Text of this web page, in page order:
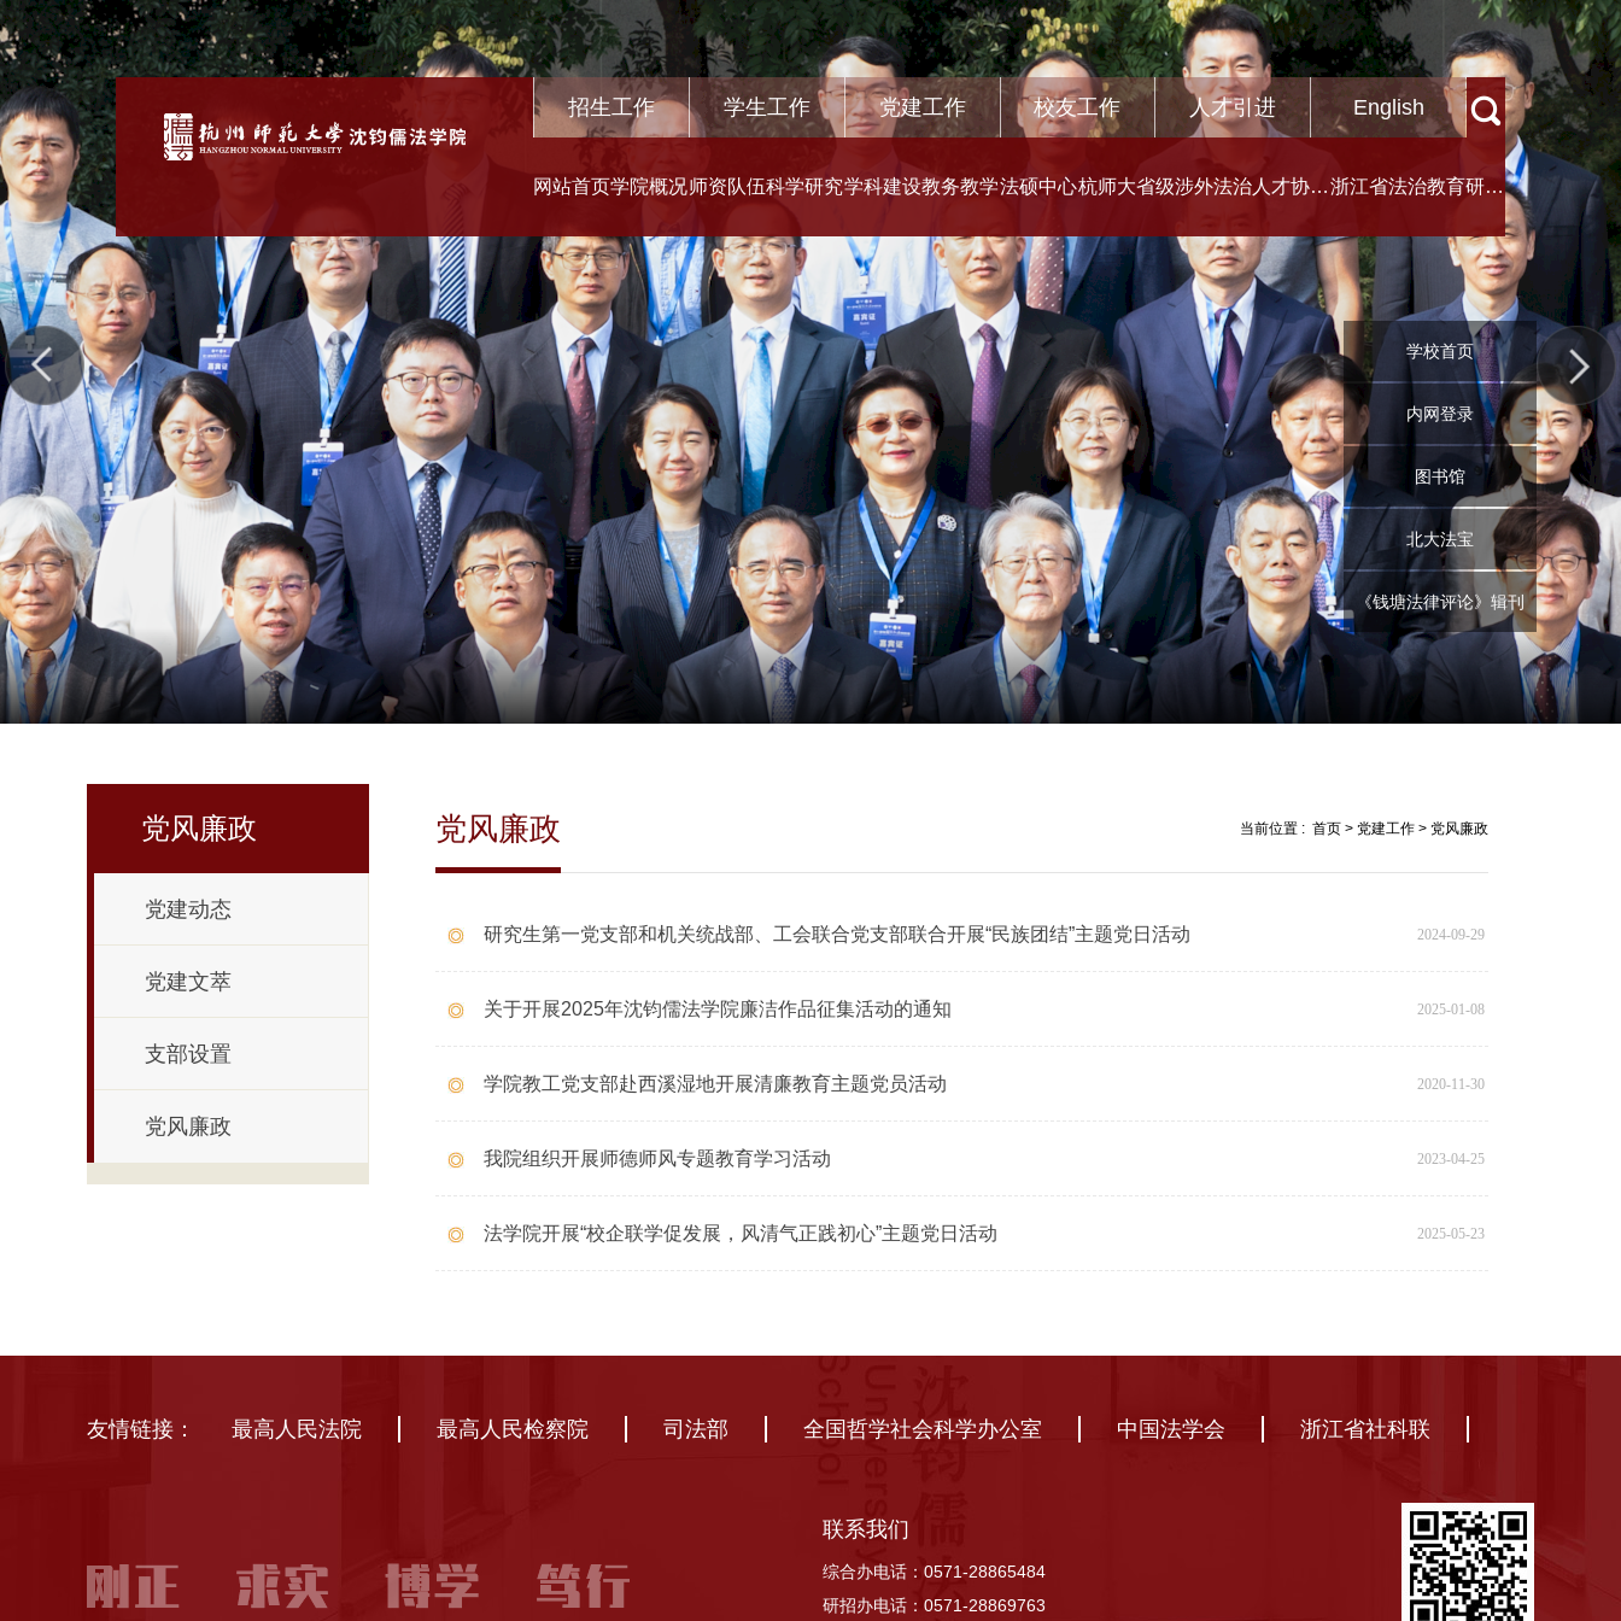
招生工作 学生工作 党建工作 校友工作 人才引进 English
网站首页学院概况师资队伍科学研究学科建设教务教学法硕中心杭师大省级涉外法治人才协同
培养创新基地
浙江省法治教育研究
学校首页
内网登录
图书馆
北大法宝
《钱塘法律评论》辑刊
党风廉政
党建动态
党建文萃
支部设置
党风廉政
党风廉政 当前位置 : 首页> 党建工作> 党风廉政
研究生第一党支部和机关统战部、工会联合党支部联合开展“民族团结”主题党日活动 2024-09-29
关于开展2025年沈钧儒法学院廉洁作品征集活动的通知 2025-01-08
学院教工党支部赴西溪湿地开展清廉教育主题党员活动 2020-11-30
我院组织开展师德师风专题教育学习活动 2023-04-25
法学院开展“校企联学促发展，风清气正践初心”主题党日活动 2025-05-23
友情链接： 最高人民法院 最高人民检察院 司法部 全国哲学社会科学办公室 中国法学会 浙江省社科联
联系我们
综合办电话：0571-28865484
研招办电话：0571-28869763